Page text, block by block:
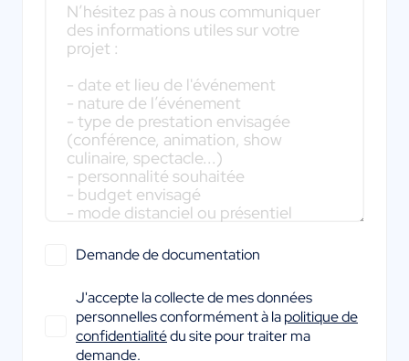
Demande de documentation
J'accepte la collecte de mes données
personnelles conformément à lapolitique de
confidentialitédu site pour traiter ma
demande.